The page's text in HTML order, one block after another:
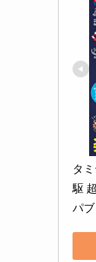
タ
駆
パ